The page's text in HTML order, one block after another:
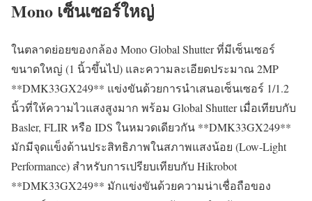
Mono เซ็นเซอร์ใหญ่
ในตลาดย่อยของกล้อง Mono Global Shutter ที่มีเซ็นเซอร์
ขนาดใหญ่ (1 นิ้วขึ้นไป) และความละเอียดประมาณ 2MP
**DMK33GX249** แข่งขันด้วยการนำเสนอเซ็นเซอร์ 1/1.2
นิ้วที่ให้ความไวแสงสูงมาก พร้อม Global Shutter เมื่อเทียบกับ
Basler, FLIR หรือ IDS ในหมวดเดียวกัน **DMK33GX249**
มักมีจุดแข็งด้านประสิทธิภาพในสภาพแสงน้อย (Low-Light
Performance) สำหรับการเปรียบเทียบกับ Hikrobot
**DMK33GX249** มักแข่งขันด้วยความน่าเชื่อถือของ